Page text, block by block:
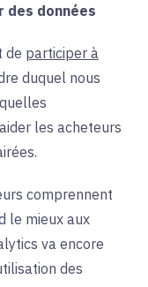
des données
de participer à
duquel nous
les acheteurs
comprennent
le mieux aux
va encore
des